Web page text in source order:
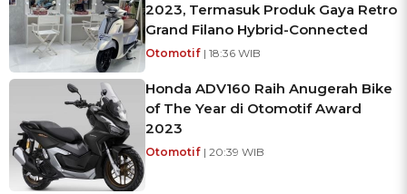
2023, Termasuk Produk Gaya Retro
Grand Filano Hybrid-Connected
Otomotif | 18:36 WIB
Honda ADV160 Raih Anugerah Bike
of The Year di Otomotif Award
2023
Otomotif | 20:39 WIB